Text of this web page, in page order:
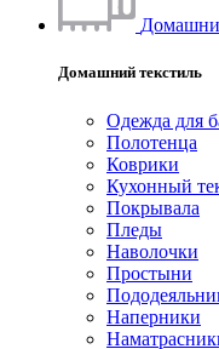
Домашний текстиль
Одежда для
Полотенца
Коврики
Кухонный
Покрывала
Пледы
Наволочки
Простыни
Наперники